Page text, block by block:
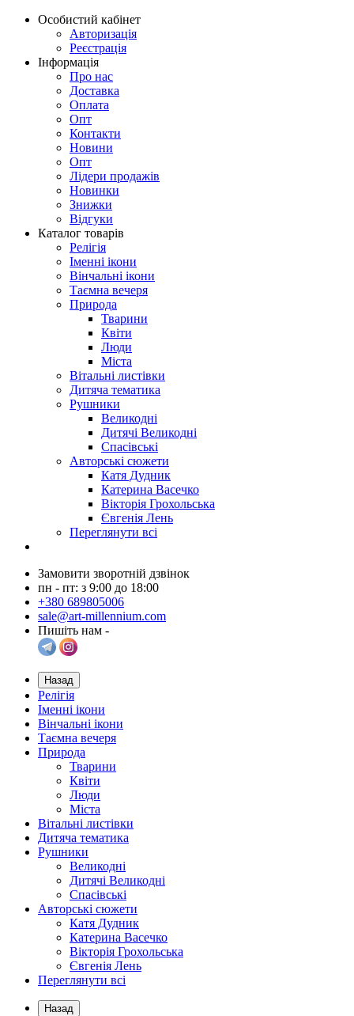
Особистий кабінет
Авторизація
Реєстрація
Інформація
Про нас
Доставка
Оплата
Опт
Контакти
Новини
Опт
Лідери продажів
Новинки
Знижки
Відгуки
Каталог товарів
Релігія
Іменні ікони
Вінчальні ікони
Таємна вечеря
Природа
Тварини
Квіти
Люди
Міста
Вітальні листівки
Дитяча тематика
Рушники
Великодні
Дитячі Великодні
Спасівські
Авторські сюжети
Катя Дудник
Катерина Васечко
Вікторія Грохольська
Євгенія Лень
Переглянути всі
Замовити зворотній дзвінок
пн - пт: з 9:00 до 18:00
+380 689805006
sale@art-millennium.com
Пишіть нам -
Назад
Релігія
Іменні ікони
Вінчальні ікони
Таємна вечеря
Природа
Тварини
Квіти
Люди
Міста
Вітальні листівки
Дитяча тематика
Рушники
Великодні
Дитячі Великодні
Спасівські
Авторські сюжети
Катя Дудник
Катерина Васечко
Вікторія Грохольська
Євгенія Лень
Переглянути всі
Назад